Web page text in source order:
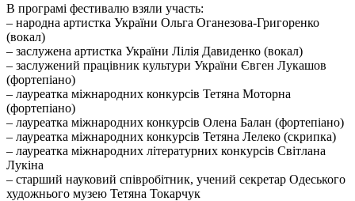
В програмі фестивалю взяли участь:
– народна артистка України Ольга Оганезова-Григоренко
(вокал)
– заслужена артистка України Лілія Давиденко (вокал)
– заслужений працівник культури України Євген Лукашов
(фортепіано)
– лауреатка міжнародних конкурсів Тетяна Моторна
(фортепіано)
– лауреатка міжнародних конкурсів Олена Балан (фортепіано)
– лауреатка міжнародних конкурсів Тетяна Лелеко (скрипка)
– лауреатка міжнародних літературних конкурсів Світлана
Лукіна
– старший науковий співробітник, учений секретар Одеського
художнього музею Тетяна Токарчук